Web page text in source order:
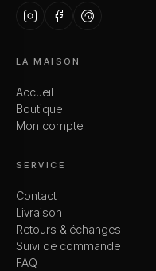
LA MAISON
Accueil
Boutique
Mon compte
SERVICE
Contact
Livraison
Retours & échanges
Suivi de commande
FAQ